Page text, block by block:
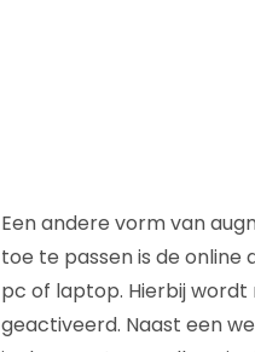
Een andere vorm van
toe te passen is de
pc of laptop. Hierbij
geactiveerd. Naast een